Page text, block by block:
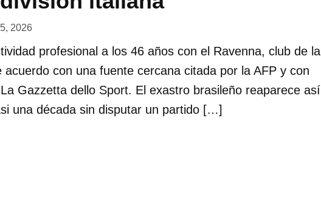
2026
profesional a los 46 años con el Ravenna, club de la
con una fuente cercana citada por la AFP y con
Gazzetta dello Sport. El exastro brasileño reaparece así
una década sin disputar un partido […]